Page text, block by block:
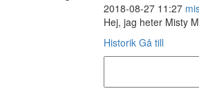
2018-08-27 11:27
Hej, jag heter Misty
Historik Gå till